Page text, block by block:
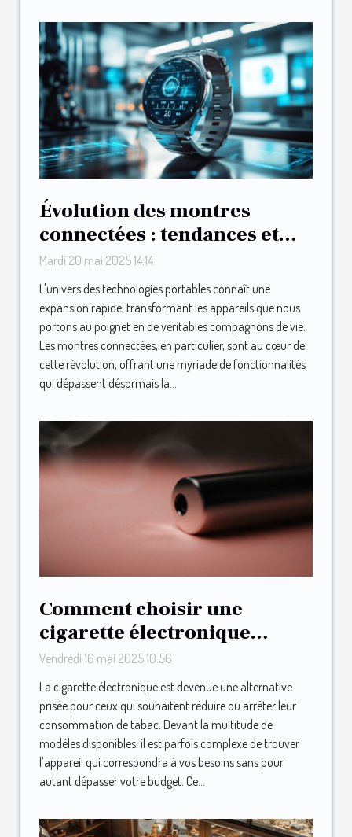
Évolution des montres
connectées : tendances et
technologies en 2025
Mardi 20 mai 2025 14:14
L'univers des technologies portables connaît une
expansion rapide, transformant les appareils que nous
portons au poignet en de véritables compagnons de vie.
Les montres connectées, en particulier, sont au cœur de
cette révolution, offrant une myriade de fonctionnalités
qui dépassent désormais la...
Comment choisir une
cigarette électronique
adaptée à votre budget
Vendredi 16 mai 2025 10:56
La cigarette électronique est devenue une alternative
prisée pour ceux qui souhaitent réduire ou arrêter leur
consommation de tabac. Devant la multitude de
modèles disponibles, il est parfois complexe de trouver
l'appareil qui correspondra à vos besoins sans pour
autant dépasser votre budget. Ce...